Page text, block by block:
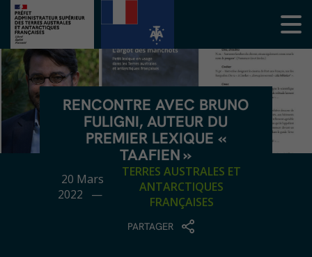
RENCONTRE AVEC BRUNO
FULIGNI, AUTEUR DU
PREMIER LEXIQUE «
TAAFIEN »
20 Mars
2022 —
TERRES AUSTRALES ET
ANTARCTIQUES
FRANÇAISES
PARTAGER